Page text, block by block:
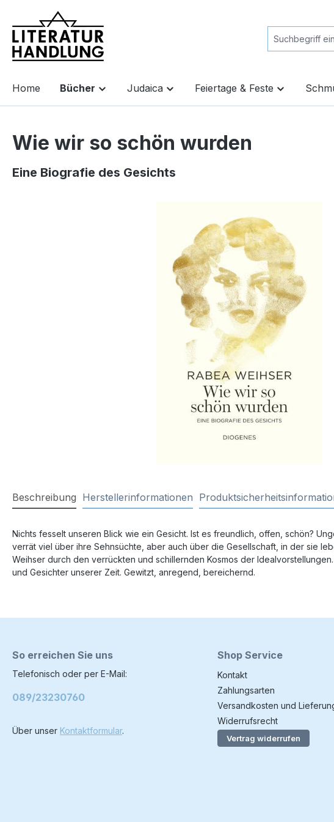
Zur Hauptnavigation springen
Home Bücher Judaica Feiertage & Feste
Wie wir so schön wurden
Eine Biografie des Gesichts
Beschreibung Herstellerinformationen
Nichts fesselt unseren Blick wie ein Gesicht. Ist es freundlich, offen, schön?
verrät viel über ihre Sehnsüchte, aber auch über die Gesellschaft, in der sie
Weihser durch den verrückten und schillernden Kosmos der
und Gesichter unserer Zeit. Gewitzt, anregend, bereichernd.
So erreichen Sie uns
Telefonisch oder per E-Mail:
089/23230760
Über unser Kontaktformular.
Shop Service
Kontakt
Zahlungsarten
Versandkosten und
Widerrufsrecht
Vertrag widerrufen